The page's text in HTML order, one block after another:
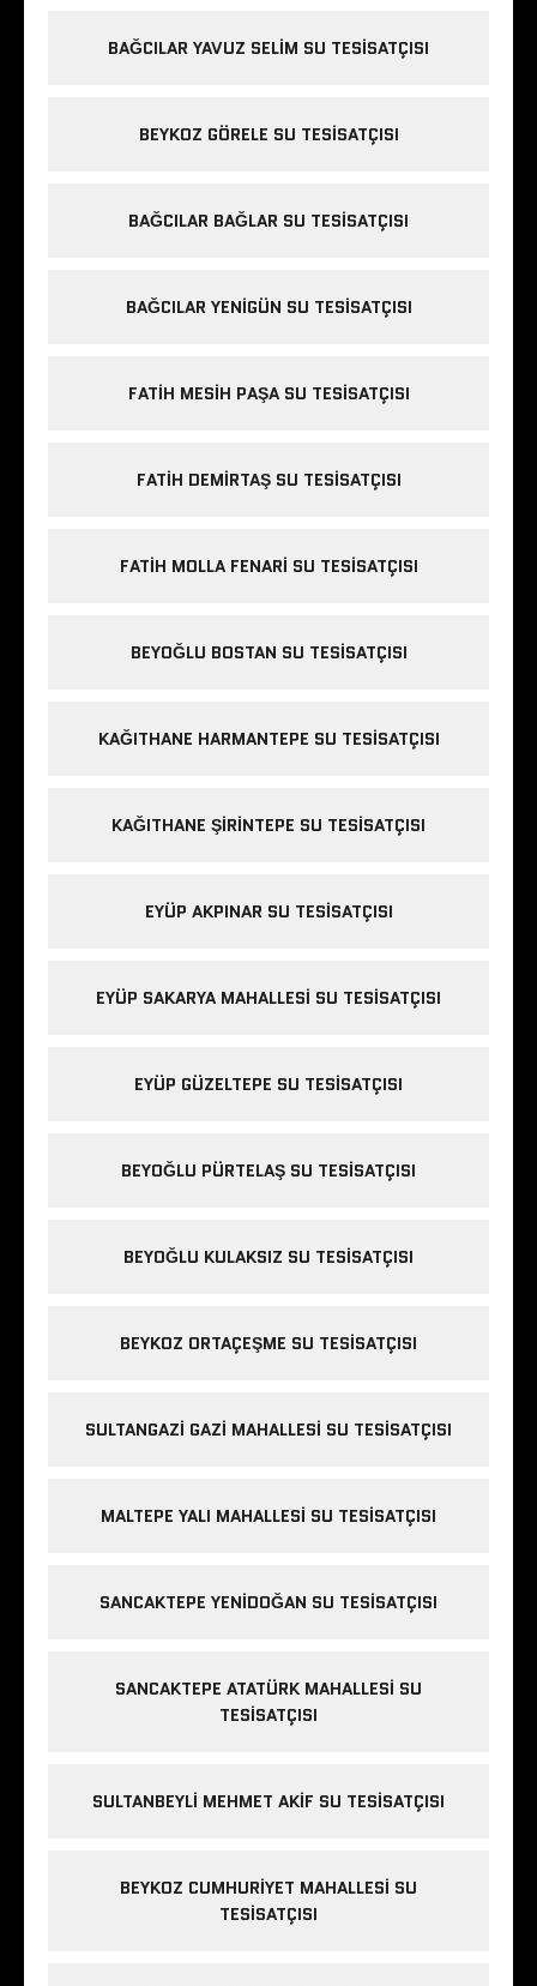
BAĞCILAR YAVUZ SELIM SU TESISATÇISI
BEYKOZ GÖRELE SU TESISATÇISI
BAĞCILAR BAĞLAR SU TESISATÇISI
BAĞCILAR YENIGÜN SU TESISATÇISI
FATIH MESIH PAŞA SU TESISATÇISI
FATIH DEMIRTAŞ SU TESISATÇISI
FATIH MOLLA FENARI SU TESISATÇISI
BEYOĞLU BOSTAN SU TESISATÇISI
KAĞITHANE HARMANTEPE SU TESISATÇISI
KAĞITHANE ŞIRINTEPE SU TESISATÇISI
EYÜP AKPINAR SU TESISATÇISI
EYÜP SAKARYA MAHALLESI SU TESISATÇISI
EYÜP GÜZELTEPE SU TESISATÇISI
BEYOĞLU PÜRTELAŞ SU TESISATÇISI
BEYOĞLU KULAKSIZ SU TESISATÇISI
BEYKOZ ORTAÇEŞME SU TESISATÇISI
SULTANGAZI GAZI MAHALLESI SU TESISATÇISI
MALTEPE YALI MAHALLESI SU TESISATÇISI
SANCAKTEPE YENIDOĞAN SU TESISATÇISI
SANCAKTEPE ATATÜRK MAHALLESI SU
TESISATÇISI
SULTANBEYLI MEHMET AKIF SU TESISATÇISI
BEYKOZ CUMHURIYET MAHALLESI SU
TESISATÇISI